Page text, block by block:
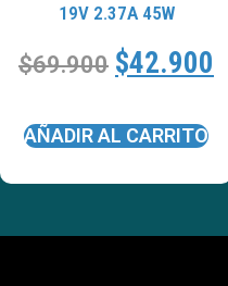
19V 2.37A 45W
$69.900 $42.900
AÑADIR AL CARRITO